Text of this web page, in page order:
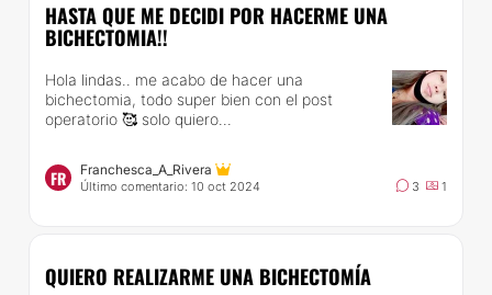
HASTA QUE ME DECIDI POR HACERME UNA
BICHECTOMIA!!
Hola lindas.. me acabo de hacer una
bichectomia, todo super bien con el post
operatorio 🥰 solo quiero...
FR Franchesca_A_Rivera
Último comentario: 10 oct 2024 3 1
QUIERO REALIZARME UNA BICHECTOMÍA